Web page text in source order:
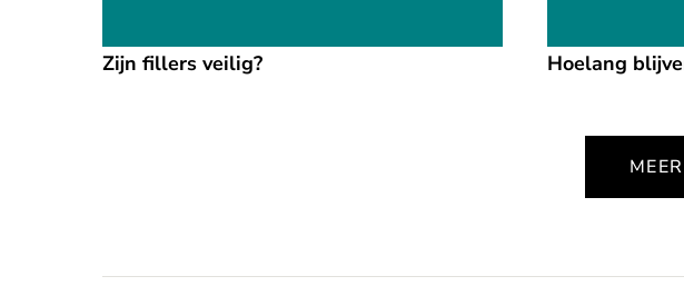
Zijn fillers veilig? Hoelang